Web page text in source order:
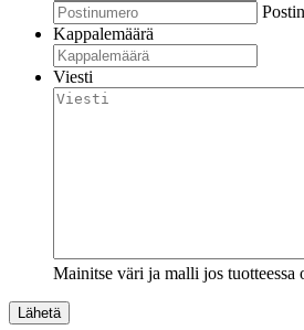
Kappalemäärä
Viesti
Mainitse väri ja malli jos tuotteessa